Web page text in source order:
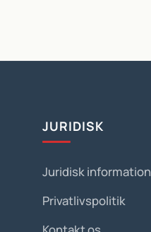
JURIDISK
Juridisk information
Privatlivspolitik